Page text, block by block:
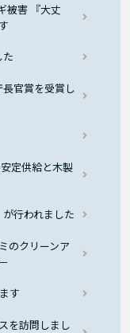
被害 『大丈
長官賞を受賞し
定供給と木製
行われました
のクリーンア
す
を訪問しまし